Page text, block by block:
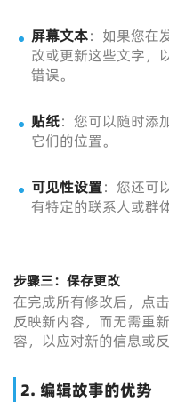
屏幕文本：如果您在
改或更新这些文字，
错误。
贴纸：您可以随时添
它们的位置。
可见性设置：您还可
有特定的联系人或群
步骤三：保存更改
在完成所有修改后，点
反映新内容，而无需重
容，以应对新的信息或反
2. 编辑故事的优势